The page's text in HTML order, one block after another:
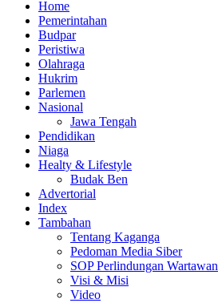
Home
Pemerintahan
Budpar
Peristiwa
Olahraga
Hukrim
Parlemen
Nasional
Jawa Tengah
Pendidikan
Niaga
Healty & Lifestyle
Budak Ben
Advertorial
Index
Tambahan
Tentang Kaganga
Pedoman Media Siber
SOP Perlindungan Wartawan
Visi & Misi
Video